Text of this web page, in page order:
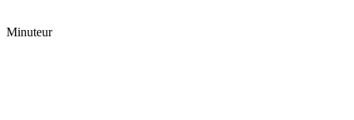
Minuteur